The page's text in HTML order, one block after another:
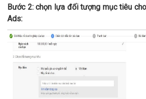
Bước 2: chọn lựa đối tượng mục tiêu
Ads: